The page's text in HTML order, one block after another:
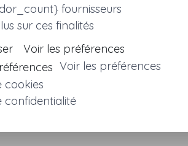
fournisseurs
sur ces finalités
Voir les préférences
Voir les préférences
cookies
confidentialité